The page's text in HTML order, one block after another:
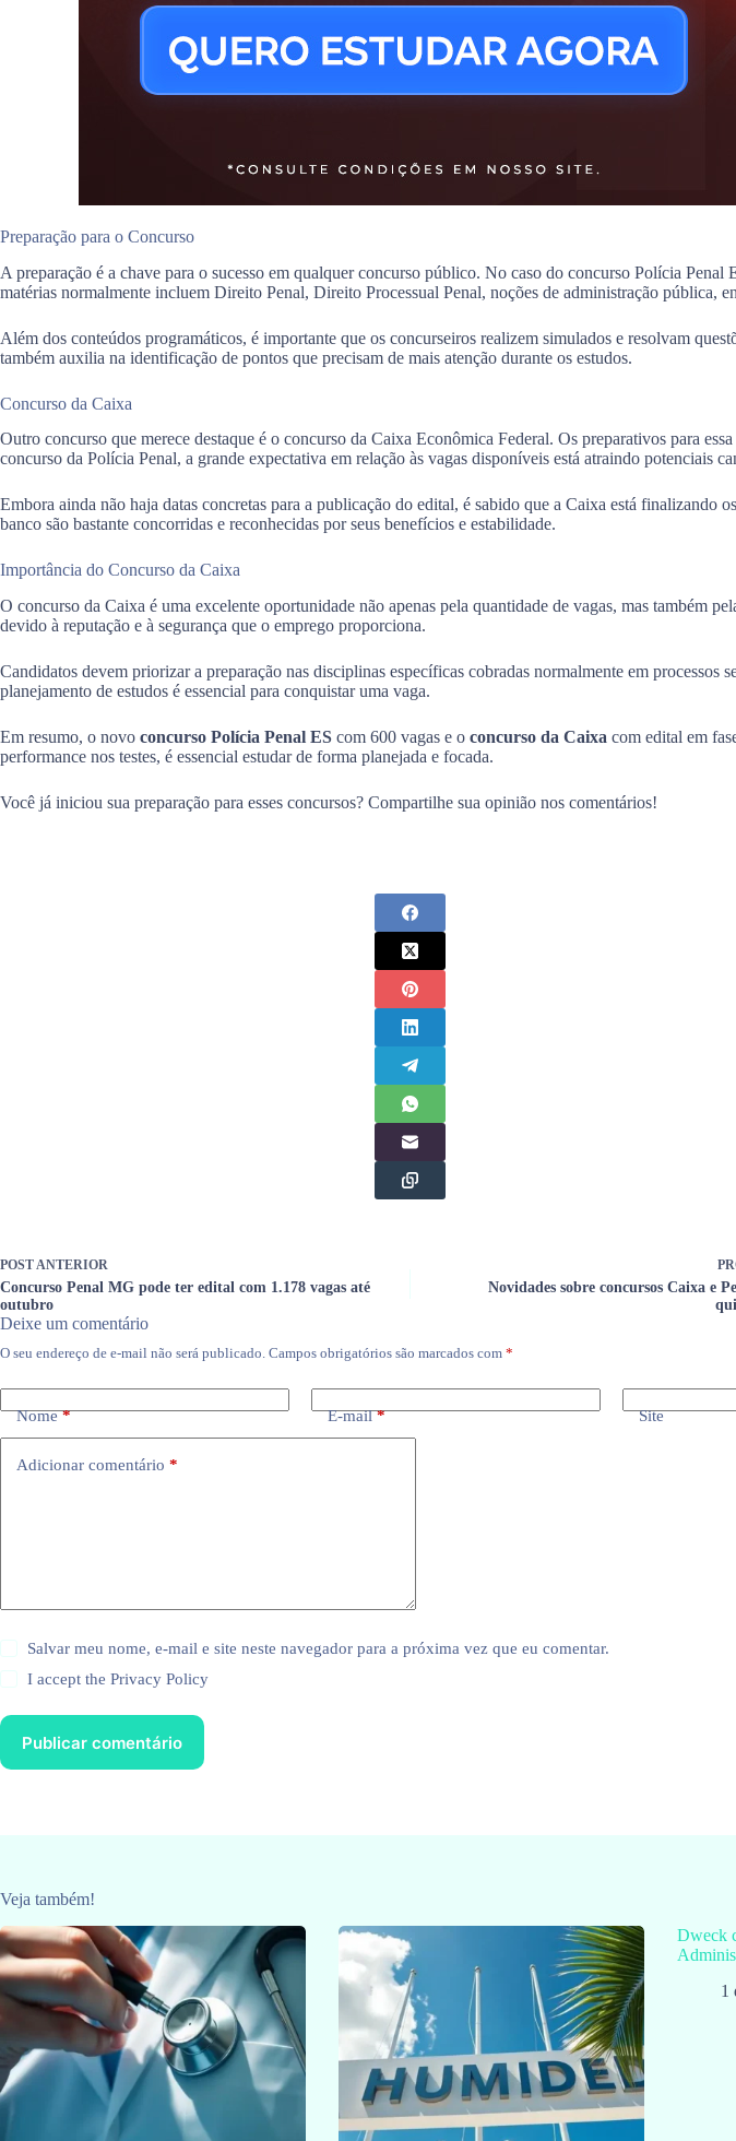
Preparação para o Concurso
A preparação é a chave para o sucesso em qualquer concurso público. No caso do concurso Polícia
matérias normalmente incluem Direito Penal, Direito Processual Penal, noções de administração pública,
Além dos conteúdos programáticos, é importante que os concurseiros realizem simulados e resolvam
também auxilia na identificação de pontos que precisam de mais atenção durante os estudos.
Concurso da Caixa
Outro concurso que merece destaque é o concurso da Caixa Econômica Federal. Os preparativos para
concurso da Polícia Penal, a grande expectativa em relação às vagas disponíveis está atraindo potenciais
Embora ainda não haja datas concretas para a publicação do edital, é sabido que a Caixa está finalizando
banco são bastante concorridas e reconhecidas por seus benefícios e estabilidade.
Importância do Concurso da Caixa
O concurso da Caixa é uma excelente oportunidade não apenas pela quantidade de vagas, mas também
devido à reputação e à segurança que o emprego proporciona.
Candidatos devem priorizar a preparação nas disciplinas específicas cobradas normalmente em
planejamento de estudos é essencial para conquistar uma vaga.
Em resumo, o novo concurso Polícia Penal ES com 600 vagas e o concurso da Caixa com edital em
performance nos testes, é essencial estudar de forma planejada e focada.
Você já iniciou sua preparação para esses concursos? Compartilhe sua opinião nos comentários!
POSTANTERIOR
Concurso Penal MG pode ter edital com 1.178 vagas até
outubro
Novidades sobre concursos Caixa e
Deixe um comentário
O seu endereço de e-mail não será publicado. Campos obrigatórios são marcados com *
Nome* E-mail* Site
Adicionar comentário *
Salvar meu nome, e-mail e site neste navegador para a próxima vez que eu comentar.
I accept thePrivacy Policy
Publicar comentário
Veja também!
Dweck
1